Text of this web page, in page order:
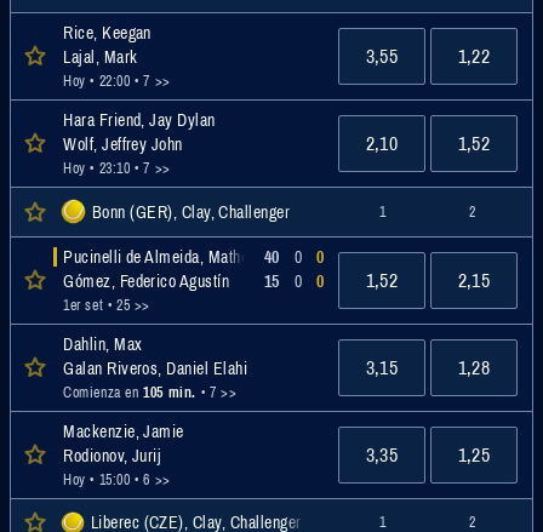
Rice, Keegan
Lajal, Mark
Hoy • 22:00 • 7 >>
3,55 1,22
Hara Friend, Jay Dylan
Wolf, Jeffrey John
Hoy • 23:10 • 7 >>
2,10 1,52
Bonn (GER), Clay, Challenger 1 2
Pucinelli de Almeida, Matheus
Gómez, Federico Agustín
1er set • 25 >>
40
15
0
0
0
0
1,52 2,15
Dahlin, Max
Galan Riveros, Daniel Elahi
Comienza en 105 min. • 7 >>
3,15 1,28
Mackenzie, Jamie
Rodionov, Jurij
Hoy • 15:00 • 6 >>
3,35 1,25
Liberec (CZE), Clay, Challenger 1 2